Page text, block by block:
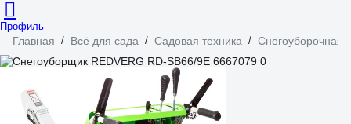
Профиль
Главная / Всё для сада / Садовая техника / Снегоуборочная